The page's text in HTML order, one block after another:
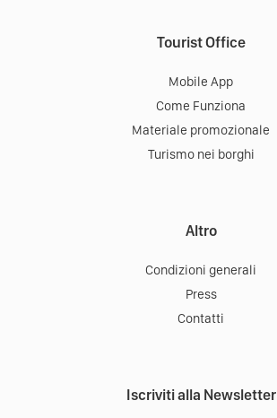
Tourist Office
Mobile App
Come Funziona
Materiale promozionale
Turismo nei borghi
Altro
Condizioni generali
Press
Contatti
Iscriviti alla Newsletter